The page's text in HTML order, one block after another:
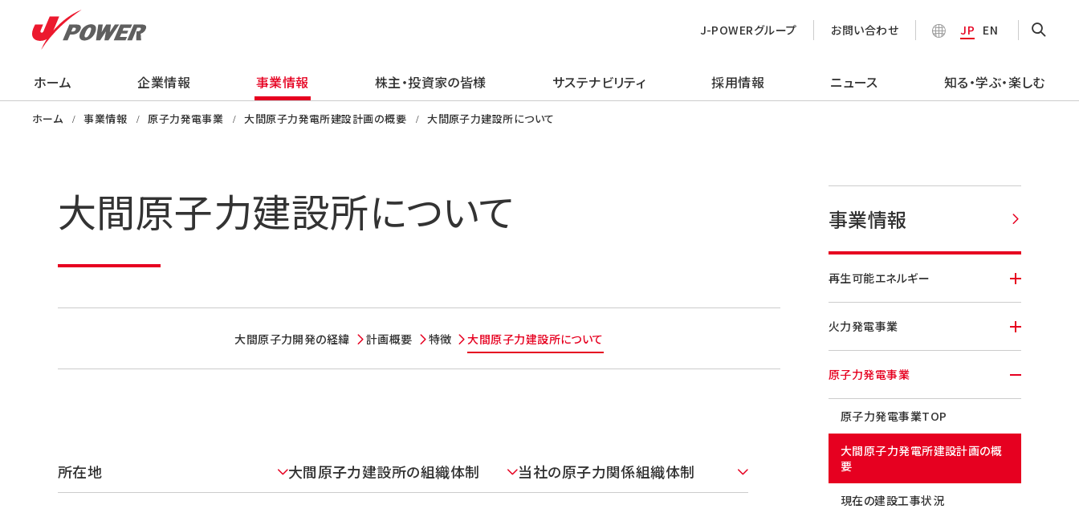
ホーム 企業情報
企業情報
ごあいさつ
J-POWERの歴史
企業広告・広報ライブラリ
電子公告
DXの取り組み
事業情報
事業情報
再生可能エネルギー
送変電事業
エネルギーソリューションビジネス
株主・投資家の皆様
株主・投資家の皆様
経営方針
株主・株式情報
社債・格付情報
サステナビリティ
サステナビリティ
TOPメッセージ
マテリアリティの特定
環境（E）
ンス
ESGデータ集
採用情報
採用情報
新卒採用
障がい者採用
ニュース
ニュース
プレスリリース
知る・学ぶ・楽しむ
知る・学ぶ・楽しむ
ピックアップ
イベントを楽しむ
J-POWERグループ お問い合わせ JP EN
ホーム 事業情報 原子力発電事業 大間原子力発電所建設計画の概要 大間原子力建設所について
大間原子力建設所について
大間原子力開発の経緯 計画概要 特徴 大間原子力建設所について
所在地 大間原子力建設所の組織体制 当社の原子力関係組織体制
事業情報
再生可能エネルギー
火力発電事業
原子力発電事業
原子力発電事業TOP
大間原子力発電所建設計画の概
要
現在の建設工事状況